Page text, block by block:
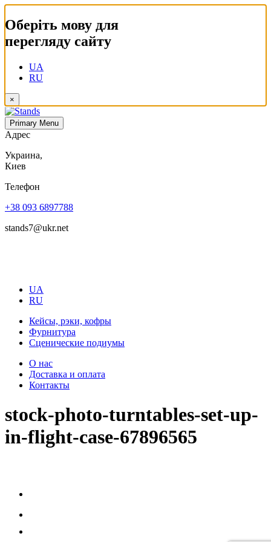
Оберіть мову для
перегляду сайту
UA
RU
×
Primary Menu
Адрес
Украина,
Киев
Телефон
+38 093 6897788
stands7@ukr.net
UA
RU
Кейсы, рэки, кофры
Фурнитура
Сценические подиумы
О нас
Доставка и оплата
Контакты
stock-photo-turntables-set-up-
in-flight-case-67896565